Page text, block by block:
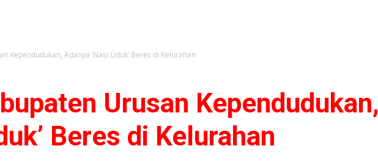
Kependudukan, Adanya ‘Nasi Uduk’ Beres di Kelurahan
Urusan Kependudukan,
Beres di Kelurahan